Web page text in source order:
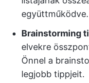
együttműködve.
Brainstorming
elvekre
Önnel a
legjobb tippjeit.